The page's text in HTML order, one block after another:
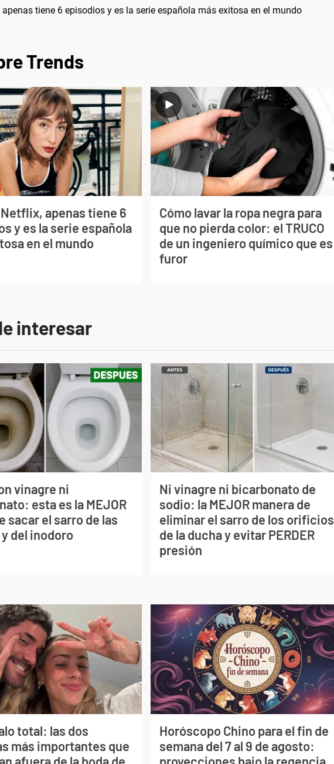
apenas tiene 6 episodios y es la serie española más exitosa en el mundo
Trends
apenas tiene 6
y es la serie española
en el mundo
Cómo lavar la ropa negra para
que no pierda color: el TRUCO
de un ingeniero químico que es
furor
interesar
vinagre ni
esta es la MEJOR
sacar el sarro de las
del inodoro
Ni vinagre ni bicarbonato de
sodio: la MEJOR manera de
eliminar el sarro de los orificios
de la ducha y evitar PERDER
presión
total: las dos
más importantes que
afuera de la boda de
Horóscopo Chino para el fin de
semana del 7 al 9 de agosto:
proyecciones bajo la regencia